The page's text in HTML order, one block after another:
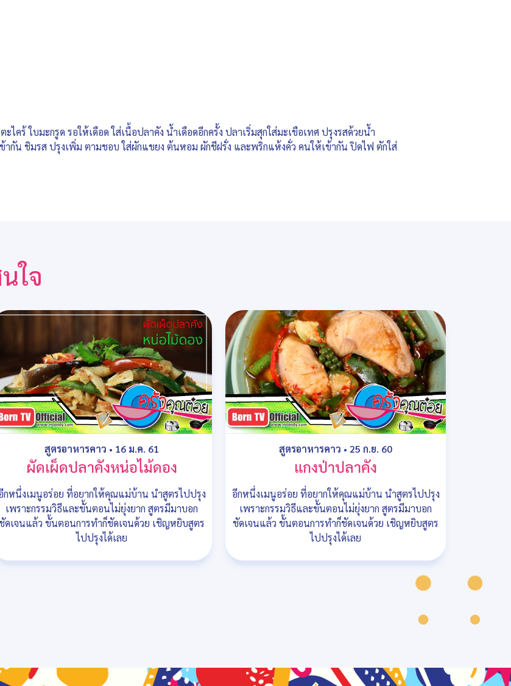
ไคร้ ใบมะกรูด รอให้เดือด ใส่เนื้อปลาคัง น้ำเดือดอีกครั้ง ปลาเริ่มสุกใส่มะเขือเทศ ปรุงรสด้วยน้ำ
ากัน ชิมรส ปรุงเพิ่ม ตามชอบ ใส่ผักแขยง ต้นหอม ผักชีฝรั่ง และพริกแห้งคั่ว คนให้เข้ากัน ปิดไฟ ตักใส่
ใจ
สูตรอาหารคาว • 16 ม.ค. 61
ผัดเผ็ดปลาคังหน่อไม้ดอง
กหนึ่งเมนูอร่อย ที่อยากให้คุณแม่บ้าน นำสูตรไปปรุง
เพราะกรรมวิธีและขั้นตอนไม่ยุ่งยาก สูตรมีมาบอก
ดเจนแล้ว ขั้นตอนการทำก็ชัดเจนด้วย เชิญหยิบสูตร
ไปปรุงได้เลย
สูตรอาหารคาว • 25 ก.ย. 60
แกงป่าปลาคัง
อีกหนึ่งเมนูอร่อย ที่อยากให้คุณแม่บ้าน นำสูตรไปปรุง
เพราะกรรมวิธีและขั้นตอนไม่ยุ่งยาก สูตรมีมาบอก
ชัดเจนแล้ว ขั้นตอนการทำก็ชัดเจนด้วย เชิญหยิบสูตร
ไปปรุงได้เลย